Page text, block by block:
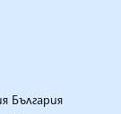
България